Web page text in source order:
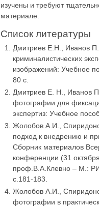
изучены и требуют
материале.
Список литературы
Дмитриев Е.Н., Иванов
криминалистических
изображений: Учебное
80 с.
Дмитриев Е. Н., Иванов
фотографии для
экспертиз: Учебное
Жолобов А.И.,
подход к внедрению и
Сборник материалов
конференции (31
проф.В.А.Клевно – М.:
с.181-183.
Жолобов А.И.,
фотографии в